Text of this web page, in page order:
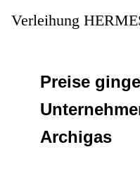
Innovationsfelder
Netzwerke
Verleihung
Preise
Archigas